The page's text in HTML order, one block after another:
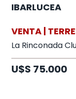
IBARLUCEA
VENTA |
La Rinconada
U$S 75.000